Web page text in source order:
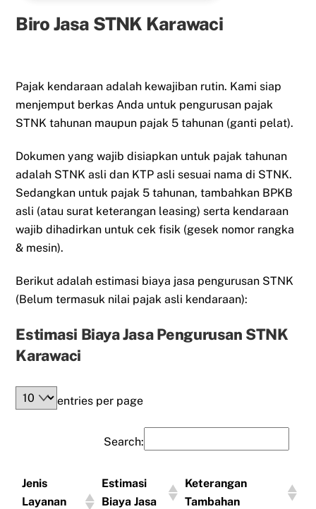
Biro Jasa STNK Karawaci
Pajak kendaraan adalah kewajiban rutin. Kami siap
menjemput berkas Anda untuk pengurusan pajak
STNK tahunan maupun pajak 5 tahunan (ganti pelat).
Dokumen yang wajib disiapkan untuk pajak tahunan
adalah STNK asli dan KTP asli sesuai nama di STNK.
Sedangkan untuk pajak 5 tahunan, tambahkan BPKB
asli (atau surat keterangan leasing) serta kendaraan
wajib dihadirkan untuk cek fisik (gesek nomor rangka
& mesin).
Berikut adalah estimasi biaya jasa pengurusan STNK
(Belum termasuk nilai pajak asli kendaraan):
Estimasi Biaya Jasa Pengurusan STNK
Karawaci
entries per page
Search:
Jenis
Layanan
Estimasi
Biaya Jasa
Keterangan
Tambahan